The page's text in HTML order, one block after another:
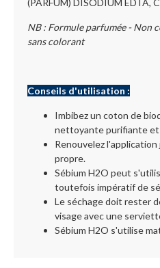
(PARFUM) DISODIUM EDTA,
NB : Formule parfumée - Non
sans colorant
Conseils d'utilisation :
Imbibez un coton de
nettoyante purifiante
Renouvelez
propre.
Sébium H2O peut
toutefois impératif de
Le séchage doit rester
visage avec une
Sébium H2O s'utilise